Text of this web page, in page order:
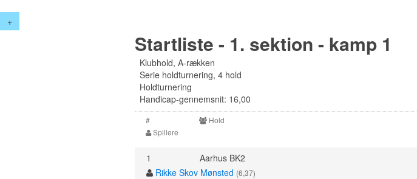
+
Startliste - 1. sektion - kamp 1
Klubhold, A-rækken
Serie holdturnering, 4 hold
Holdturnering
Handicap-gennemsnit: 16,00
#
Hold
Spillere
1
Aarhus BK2
Rikke Skov Mønsted (6,37)